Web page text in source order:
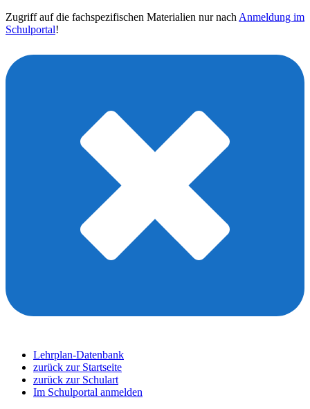
Zugriff auf die fachspezifischen Materialien nur nach Anmeldung im
Schulportal!
Lehrplan-Datenbank
zurück zur Startseite
zurück zur Schulart
Im Schulportal anmelden